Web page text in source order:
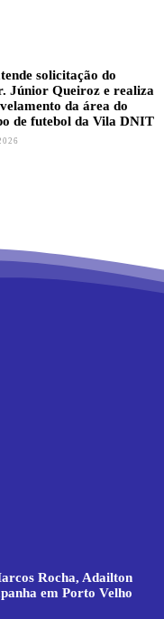
solicitação do
Júnior Queiroz e realiza
da área do
de futebol da Vila DNIT
Rocha, Adailton
em Porto Velho